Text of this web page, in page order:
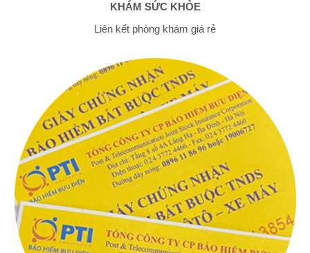
KHÁM SỨC KHỎE
Liên kết phòng khám giá rẻ